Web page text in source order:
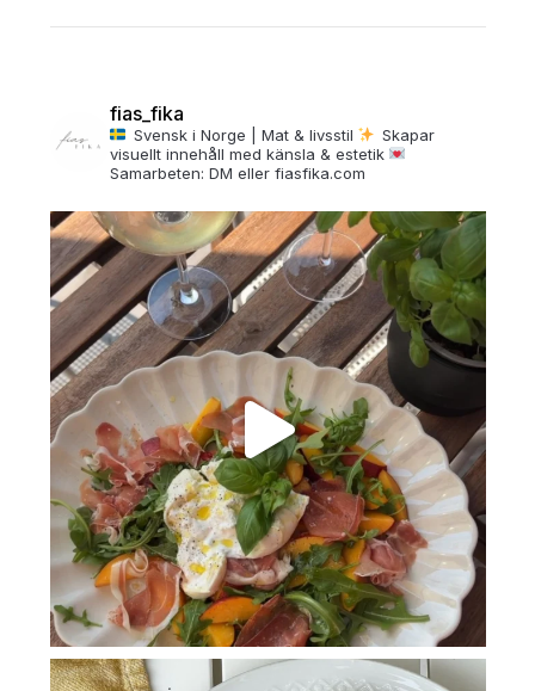
fias_fika
Svensk i Norge | Mat & livsstil
Skapar
visuellt innehåll med känsla & estetik
Samarbeten: DM eller fiasfika.com